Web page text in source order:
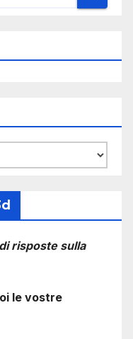
risposte sulla
le vostre